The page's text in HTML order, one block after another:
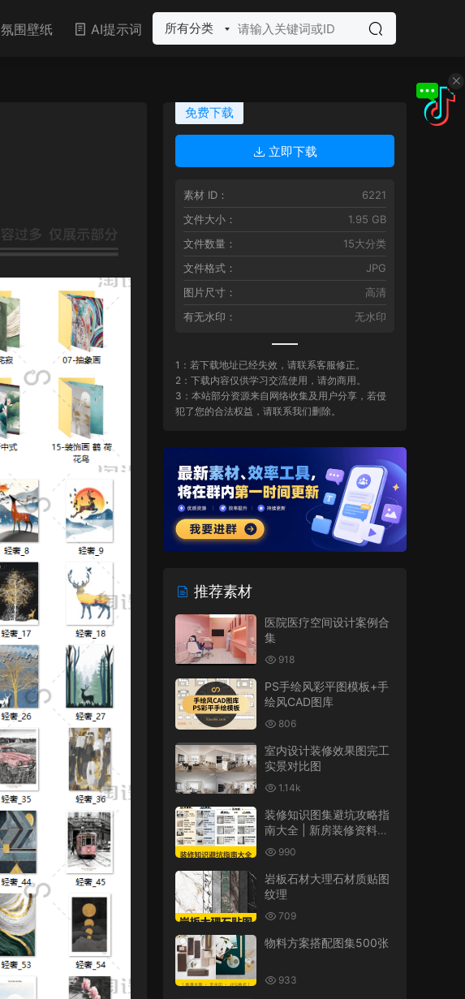
氛围壁纸 AI提示词 所有分类
免费下载
立即下载
素材 ID：
6221
文件大小：
1.95 GB
文件数量：
15大分类
文件格式：
JPG
图片尺寸：
高清
有无水印：
无水印
1：若下载地址已经失效，请联系客服修正。
2：下载内容仅供学习交流使用，请勿商用。
3：本站部分资源来自网络收集及用户分享，若侵
犯了您的合法权益，请联系我们删除。
推荐素材
医院医疗空间设计案例合
集
918
PS手绘风彩平图模板+手
绘风CAD图库
806
室内设计装修效果图完工
实景对比图
1.14k
装修知识图集避坑攻略指
南大全 | 新房装修资料省
钱半包全包装修知识图集
990
岩板石材大理石材质贴图
纹理
709
物料方案搭配图集500张
933